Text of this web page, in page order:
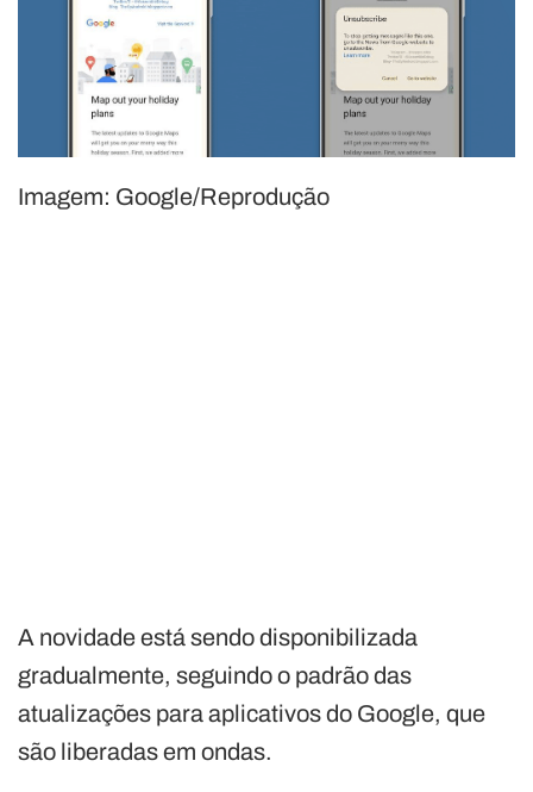
Imagem: Google/Reprodução
A novidade está sendo disponibilizada
gradualmente, seguindo o padrão das
atualizações para aplicativos do Google, que
são liberadas em ondas.